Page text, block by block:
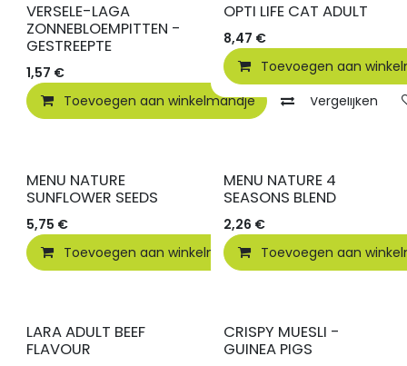
VERSELE-LAGA
ZONNEBLOEMPITTEN -
GESTREEPTE
1,57 €
Toevoegen aan winkelmandje
Vergelijken
OPTI LIFE CAT ADULT
8,47 €
Toevoegen aan
MENU NATURE
SUNFLOWER SEEDS
5,75 €
Toevoegen aan winkelmandje
Vergelijken
MENU NATURE 4
SEASONS BLEND
2,26 €
Toevoegen aan
LARA ADULT BEEF
FLAVOUR
CRISPY MUESLI -
GUINEA PIGS